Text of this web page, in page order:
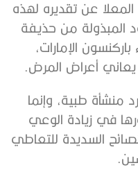
عن تقديره لهذه
المبذولة من حذيفة
الإمارات،
أعراض المرض.
منشأة طبية، وإنما
في زيادة الوعي
السديدة للتعاطي